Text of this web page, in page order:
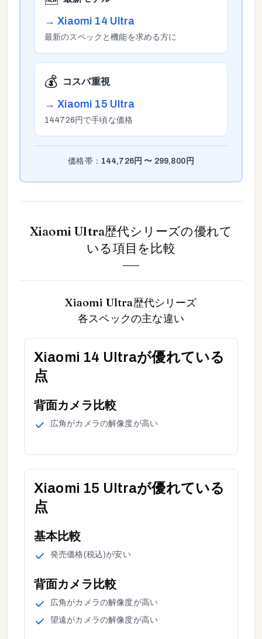
→Xiaomi 14 Ultra
最新のスペックと機能を求める方に
💰 コスパ重視
→Xiaomi 15 Ultra
144726 円で手頃な価格
価格帯： 144,726円 〜 299,800 円
Xiaomi Ultra歴代シリーズの優れて
いる項目を比較
Xiaomi Ultra歴代シリーズ
各スペックの主な違い
Xiaomi 14 Ultraが優れている
点
背面カメラ 比較
広角がカメラの解像度が高い
Xiaomi 15 Ultraが優れている
点
基本比較
発売価格(税込)が安い
背面カメラ 比較
広角がカメラの解像度が高い
望遠がカメラの解像度が高い